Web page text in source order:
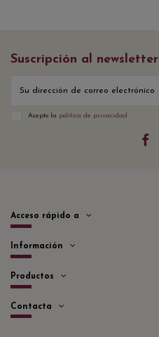
Suscripción al newsletter
Acepto la política de privacidad
Acceso rápido a
Información
Productos
Contacta